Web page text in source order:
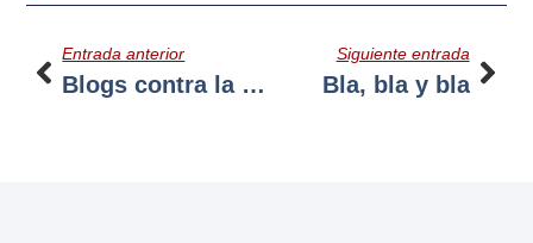
Entrada anterior
Blogs contra la pobreza
Siguiente entrada
Bla, bla y bla